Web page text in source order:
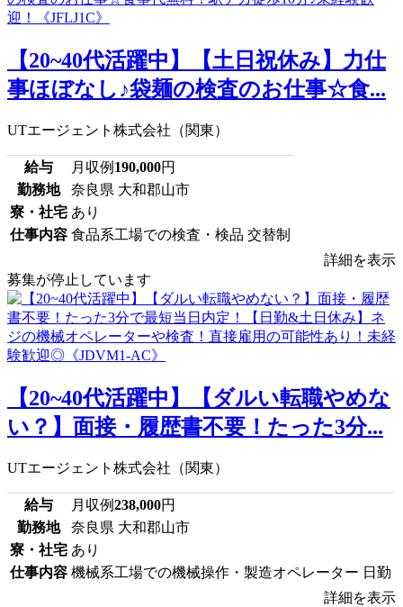
【20~40代活躍中】【土日祝休み】力仕
事ほぼなし♪袋麺の検査のお仕事☆食...
UTエージェント株式会社（関東）
給与 月収例 190,000円
勤務地
奈良県 大和郡山市
寮・社宅 あり
仕事内容 食品系工場での検査・検品 交替制
詳細を表示
募集が停止しています
【20~40代活躍中】【ダルい転職やめな
い？】面接・履歴書不要！たった3分...
UTエージェント株式会社（関東）
給与 月収例238,000円
勤務地
奈良県 大和郡山市
寮・社宅 あり
仕事内容 機械系工場での機械操作・製造オペレーター 日勤
詳細を表示